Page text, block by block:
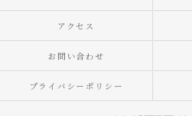
アクセス
お問い合わせ
プライバシーポリシー